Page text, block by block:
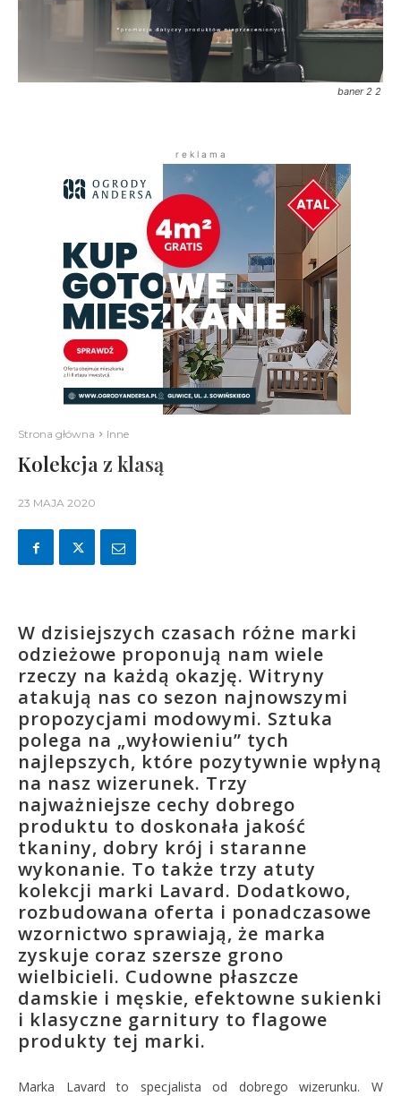
baner 2 2
r e k l a m a
Strona główna Inne
Kolekcja z klasą
23 MAJA 2020
W dzisiejszych czasach różne marki
odzieżowe proponują nam wiele
rzeczy na każdą okazję. Witryny
atakują nas co sezon najnowszymi
propozycjami modowymi. Sztuka
polega na „wyłowieniu” tych
najlepszych, które pozytywnie wpłyną
na nasz wizerunek. Trzy
najważniejsze cechy dobrego
produktu to doskonała jakość
tkaniny, dobry krój i staranne
wykonanie. To także trzy atuty
kolekcji marki Lavard. Dodatkowo,
rozbudowana oferta i ponadczasowe
wzornictwo sprawiają, że marka
zyskuje coraz szersze grono
wielbicieli. Cudowne płaszcze
damskie i męskie, efektowne sukienki
i klasyczne garnitury to flagowe
produkty tej marki.
Marka Lavard to specjalista od dobrego wizerunku. W